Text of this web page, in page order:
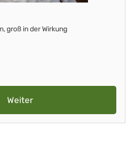
groß in der Wirkung
Weiter